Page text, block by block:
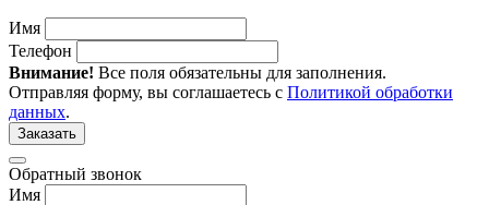
Имя
Телефон
Внимание! Все поля обязательны для заполнения.
Отправляя форму, вы соглашаетесь с Политикой обработки
данных.
Заказать
Обратный звонок
Имя